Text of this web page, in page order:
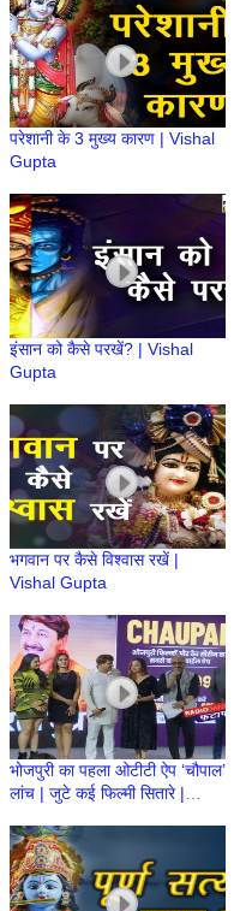
परेशानी के 3 मुख्य कारण | Vishal
Gupta
इंसान को कैसे परखें? | Vishal
Gupta
भगवान पर कैसे विश्वास रखें |
Vishal Gupta
भोजपुरी का पहला ओटीटी ऐप ‘चौपाल’
लांच | जुटे कई फिल्मी सितारे |
Dwarka